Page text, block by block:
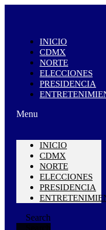
INICIO
CDMX
NORTE
ELECCIONES
PRESIDENCIA
Menu
INICIO
CDMX
NORTE
ELECCIONES
PRESIDENCIA
Search